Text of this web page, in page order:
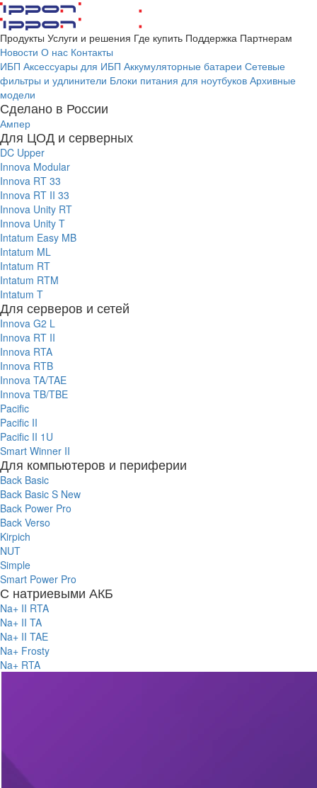
Продукты Услуги и решения Где купить Поддержка Партнерам
Новости О нас Контакты
ИБП Аксессуары для ИБП Аккумуляторные батареи Сетевые
фильтры и удлинители Блоки питания для ноутбуков Архивные
модели
Сделано в России
Ампер
Для ЦОД и серверных
DC Upper
Innova Modular
Innova RT 33
Innova RT II 33
Innova Unity RT
Innova Unity T
Intatum Easy MB
Intatum ML
Intatum RT
Intatum RTM
Intatum T
Для серверов и сетей
Innova G2 L
Innova RT II
Innova RTA
Innova RTB
Innova TA/TAE
Innova TB/TBE
Pacific
Pacific II
Pacific II 1U
Smart Winner II
Для компьютеров и периферии
Back Basic
Back Basic S New
Back Power Pro
Back Verso
Kirpich
NUT
Simple
Smart Power Pro
С натриевыми АКБ
Na+ II RTA
Na+ II TA
Na+ II TAE
Na+ Frosty
Na+ RTA